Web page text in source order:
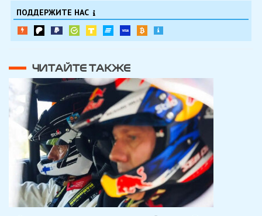
ПОДДЕРЖИТЕ НАС
ЧИТАЙТЕ ТАКЖЕ